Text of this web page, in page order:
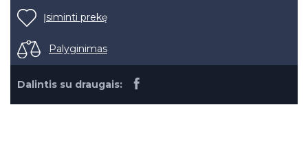
Įsiminti prekę
Palyginimas
Dalintis su draugais: